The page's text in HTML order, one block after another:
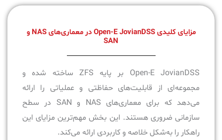
مزایای کلیدی Open-E JovianDSS در معماری‌های NAS و
SAN
Open-E JovianDSS بر پایه ZFS ساخته شده و
مجموعه‌ای از قابلیت‌های حفاظتی و عملیاتی را ارائه
می‌دهد که برای معماری‌های NAS و SAN در سطح
سازمانی ضروری هستند. این بخش مهم‌ترین مزایای این
راهکار را به‌شکل خلاصه و کاربردی ارائه می‌کند.